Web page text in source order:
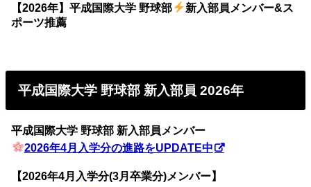
【2026年】平成国際大学 野球部
新入部員メンバー&ス
ポーツ推薦
平成国際大学 野球部 新入部員 2026年
平成国際大学 野球部 新入部員メンバー
2026年4月入学分の進路をUPDATE中
【2026年4月入学分(3月卒業分)メンバー】